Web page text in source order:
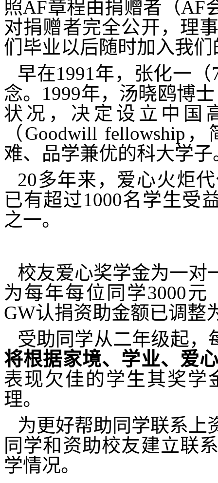
照AF章程由捐赠者（AF
对捐赠者完全公开，理
们毕业以后随时加入我
早在1991年，张化一（
念。 1999年，汤晓鸥博
状况，决定设立中国
（ Goodwill fellowship ，
难、品学兼优的科大学子
20多年来，爱心火炬
已有超过1000名学生受
之一。
校友爱心奖学金为一对
为每年每位同学3000元
GW认捐资助金额已调整
受助同学从二年级起，
将根据家境、学业、爱
表现欠佳的学生其奖学
理。
为更好帮助同学联系上
同学和资助校友建立联
学情况。